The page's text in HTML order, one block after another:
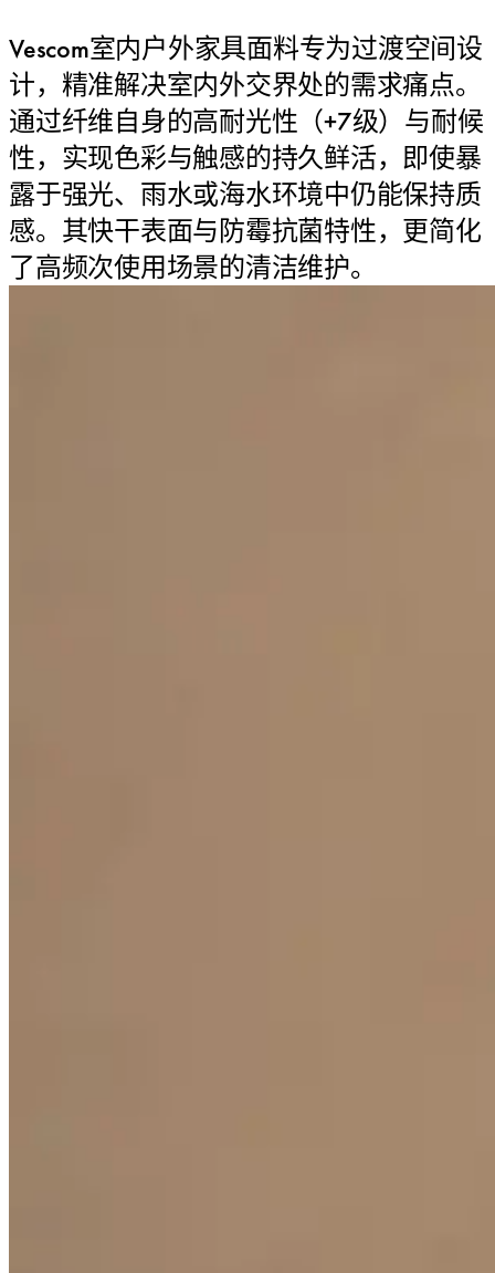
Vescom室内户外家具面料专为过渡空间设
计，精准解决室内外交界处的需求痛点。
通过纤维自身的高耐光性（+7级）与耐候
性，实现色彩与触感的持久鲜活，即使暴
露于强光、雨水或海水环境中仍能保持质
感。其快干表面与防霉抗菌特性，更简化
了高频次使用场景的清洁维护。